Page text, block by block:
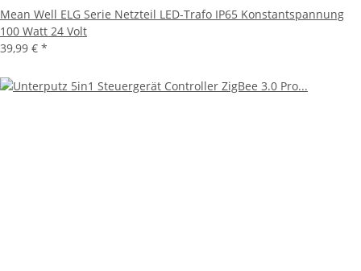
Mean Well ELG Serie Netzteil LED-Trafo IP65 Konstantspannung
100 Watt 24 Volt
39,99 € *